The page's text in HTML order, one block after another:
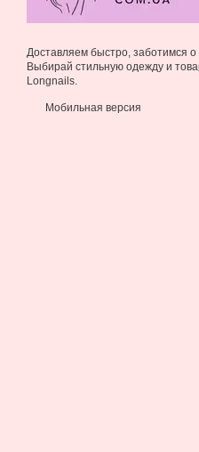
Доставляем быстро, заботимся
Выбирай стильную одежду и
Longnails.
Мобильная версия